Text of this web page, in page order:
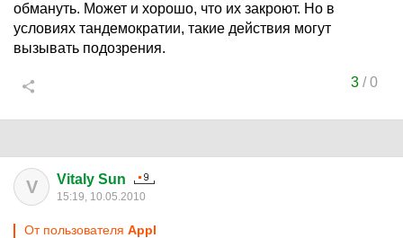
обмануть. Может и хорошо, что их закроют. Но в
условиях тандемократии, такие действия могут
вызывать подозрения.
3/0
V Vitaly Sun
15:19, 10.05.2010
От пользователя Appl